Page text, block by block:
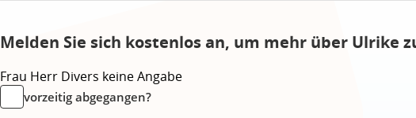
Melden Sie sich kostenlos an, um mehr über Ulrike
Frau Herr Divers keine Angabe
vorzeitig abgegangen?